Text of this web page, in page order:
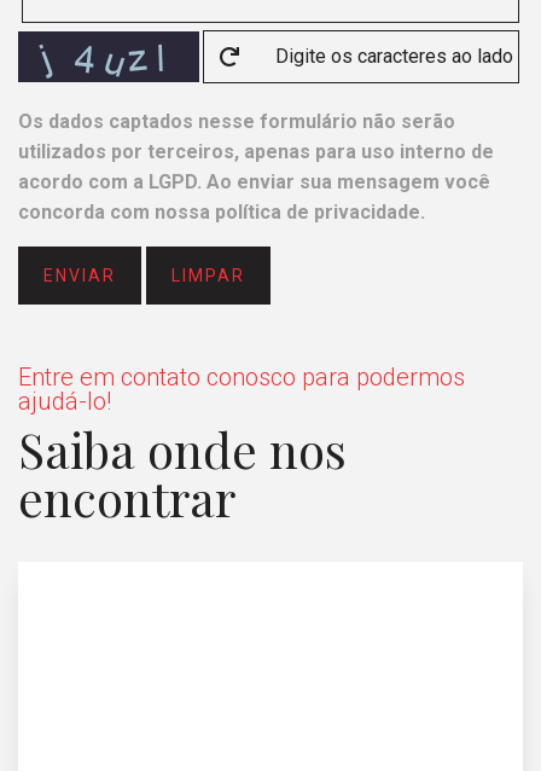
Os dados captados nesse formulário não serão
utilizados por terceiros, apenas para uso interno de
acordo com a LGPD. Ao enviar sua mensagem você
concorda com nossa política de privacidade.
ENVIAR LIMPAR
Entre em contato conosco para podermos
ajudá-lo!
Saiba onde nos
encontrar